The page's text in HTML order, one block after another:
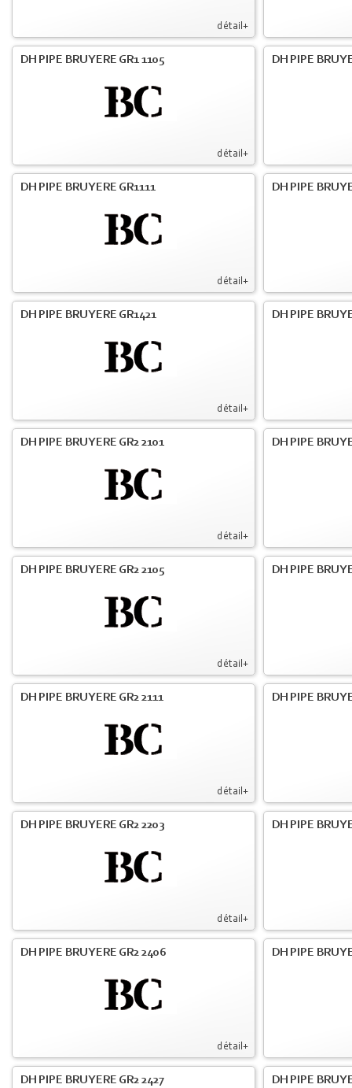
détail+
détail+
DH PIPE BRUYERE GR1 1105 DH PIPE
détail+
DH PIPE BRUYERE GR1111 DH PIPE
détail+
DH PIPE BRUYERE GR1421 DH PIPE
détail+
DH PIPE BRUYERE GR2 2101 DH PIPE
détail+
DH PIPE BRUYERE GR2 2105 DH PIPE
détail+
DH PIPE BRUYERE GR2 2111 DH PIPE
détail+
DH PIPE BRUYERE GR2 2203 DH PIPE
détail+
DH PIPE BRUYERE GR2 2406 DH PIPE
DH PIPE BRUYERE GR2 2427 DH PIPE